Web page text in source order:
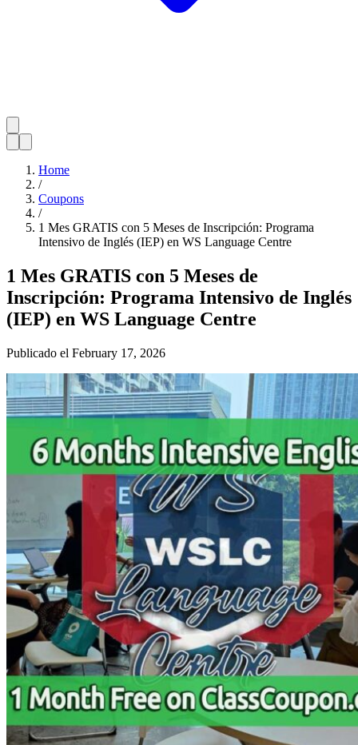
Home
/
Coupons
/
1 Mes GRATIS con 5 Meses de Inscripción: Programa
Intensivo de Inglés (IEP) en WS Language Centre
1 Mes GRATIS con 5 Meses de
Inscripción: Programa Intensivo de Inglés
(IEP) en WS Language Centre
Publicado el February 17, 2026